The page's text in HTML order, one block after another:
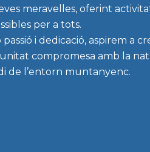
meravelles, oferint
per a tots.
passió i dedicació, aspirem a
compromesa amb la
de l’entorn muntanyenc.